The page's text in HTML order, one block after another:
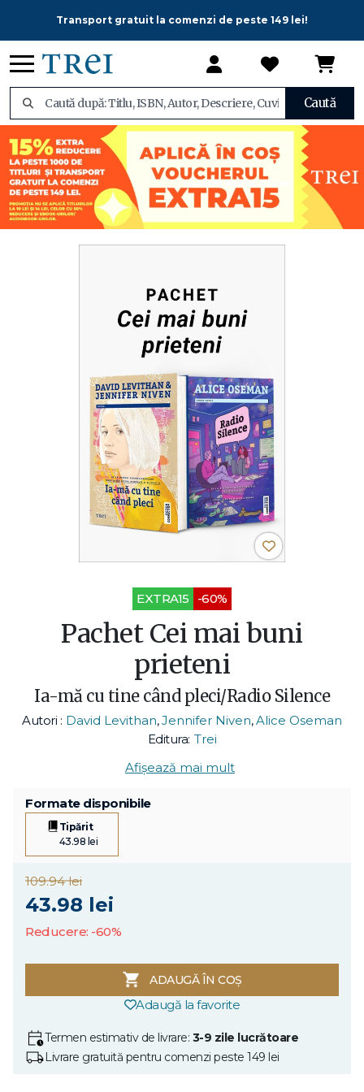
Transport gratuit la comenzi de peste 149 lei!
Caută
EXTRA15 -60%
Pachet Cei mai buni
prieteni
Ia-mă cu tine când pleci/Radio Silence
Autori : David Levithan,Jennifer Niven,Alice Oseman
Editura: Trei
Afișează mai mult
Formate disponibile
Tipărit
43.98 lei
109.94 lei
43.98 lei
Reducere: -60%
ADAUGĂ ÎN COȘ
Adaugă la favorite
Termen estimativ de livrare: 3-9 zile lucrătoare
Livrare gratuită pentru comenzi peste 149 lei